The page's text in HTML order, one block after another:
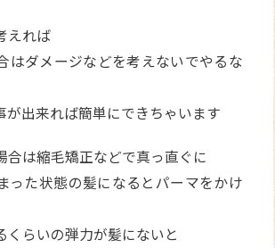
えれば
はダメージなどを考えないでやるな
が出来れば簡単にできちゃいます
合は縮毛矯正などで真っ直ぐに
った状態の髪になるとパーマをかけ
くらいの弾力が髪にないと